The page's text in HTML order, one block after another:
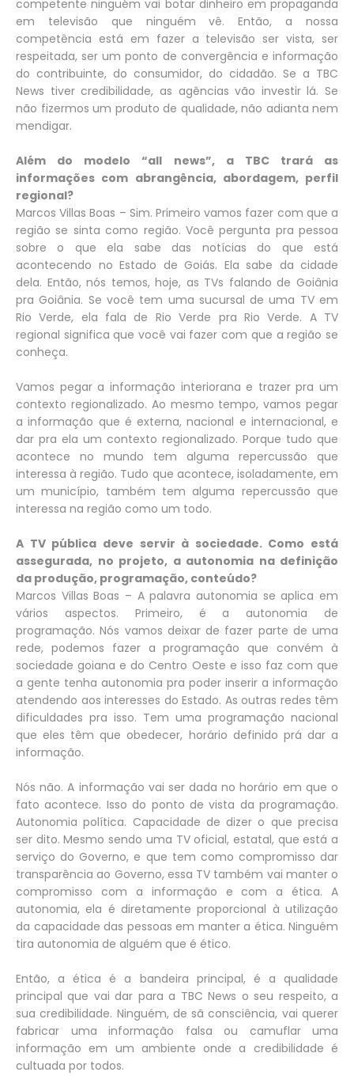
competente ninguém vai botar dinheiro em propaganda
em televisão que ninguém vê. Então, a nossa
competência está em fazer a televisão ser vista, ser
respeitada, ser um ponto de convergência e informação
do contribuinte, do consumidor, do cidadão. Se a TBC
News tiver credibilidade, as agências vão investir lá. Se
não fizermos um produto de qualidade, não adianta nem
mendigar.
Além do modelo “all news”, a TBC trará as
informações com abrangência, abordagem, perfil
regional?
Marcos Villas Boas – Sim. Primeiro vamos fazer com que a
região se sinta como região. Você pergunta pra pessoa
sobre o que ela sabe das notícias do que está
acontecendo no Estado de Goiás. Ela sabe da cidade
dela. Então, nós temos, hoje, as TVs falando de Goiânia
pra Goiânia. Se você tem uma sucursal de uma TV em
Rio Verde, ela fala de Rio Verde pra Rio Verde. A TV
regional significa que você vai fazer com que a região se
conheça.
Vamos pegar a informação interiorana e trazer pra um
contexto regionalizado. Ao mesmo tempo, vamos pegar
a informação que é externa, nacional e internacional, e
dar pra ela um contexto regionalizado. Porque tudo que
acontece no mundo tem alguma repercussão que
interessa à região. Tudo que acontece, isoladamente, em
um município, também tem alguma repercussão que
interessa na região como um todo.
A TV pública deve servir à sociedade. Como está
assegurada, no projeto, a autonomia na definição
da produção, programação, conteúdo?
Marcos Villas Boas – A palavra autonomia se aplica em
vários aspectos. Primeiro, é a autonomia de
programação. Nós vamos deixar de fazer parte de uma
rede, podemos fazer a programação que convém à
sociedade goiana e do Centro Oeste e isso faz com que
a gente tenha autonomia pra poder inserir a informação
atendendo aos interesses do Estado. As outras redes têm
dificuldades pra isso. Tem uma programação nacional
que eles têm que obedecer, horário definido prá dar a
informação.
Nós não. A informação vai ser dada no horário em que o
fato acontece. Isso do ponto de vista da programação.
Autonomia política. Capacidade de dizer o que precisa
ser dito. Mesmo sendo uma TV oficial, estatal, que está a
serviço do Governo, e que tem como compromisso dar
transparência ao Governo, essa TV também vai manter o
compromisso com a informação e com a ética. A
autonomia, ela é diretamente proporcional à utilização
da capacidade das pessoas em manter a ética. Ninguém
tira autonomia de alguém que é ético.
Então, a ética é a bandeira principal, é a qualidade
principal que vai dar para a TBC News o seu respeito, a
sua credibilidade. Ninguém, de sã consciência, vai querer
fabricar uma informação falsa ou camuflar uma
informação em um ambiente onde a credibilidade é
cultuada por todos.